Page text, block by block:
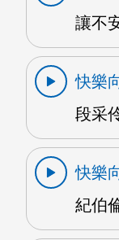
讓不
快樂
段采
快樂
紀伯